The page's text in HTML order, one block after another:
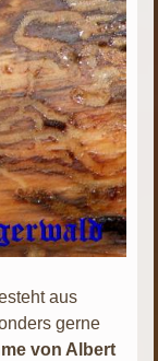
aus
gerne
von Albert